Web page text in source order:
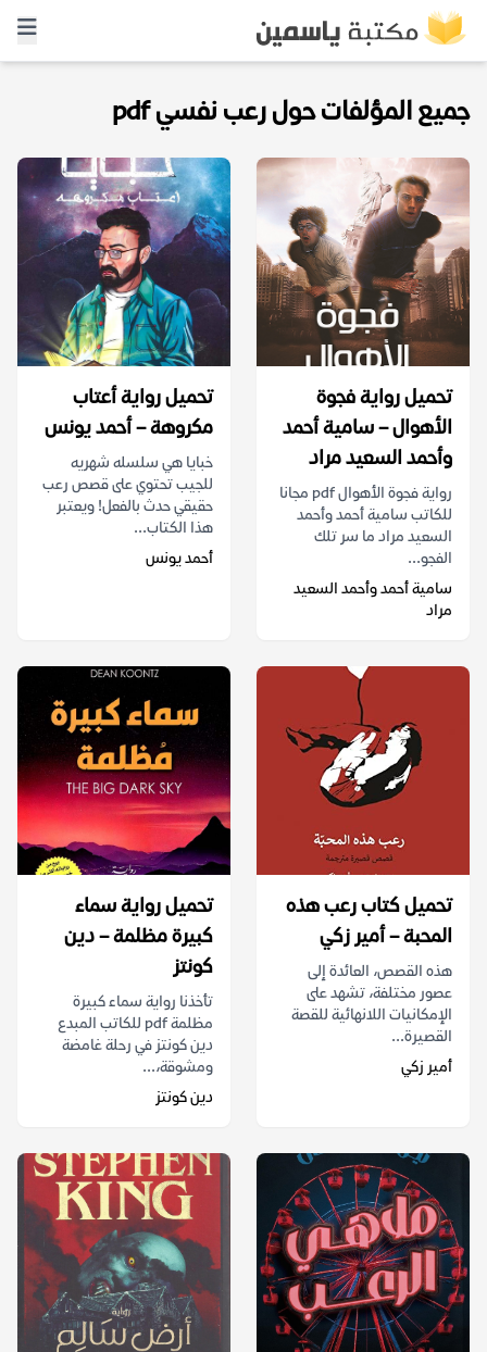
جميع المؤلفات حول رعب نفسي pdf
تحميل رواية فجوة
الأهوال – سامية أحمد
وأحمد السعيد مراد
رواية فجوة الأهوال pdf مجانا
للكاتب سامية أحمد وأحمد
السعيد مراد ما سر تلك
الفجو...
سامية أحمد وأحمد السعيد
مراد
تحميل رواية أعتاب
مكروهة – أحمد يونس
خبايا هي سلسله شهريه
للجيب تحتوي على قصص رعب
حقيقي حدث بالفعل! ويعتبر
هذا الكتاب...
أحمد يونس
تحميل كتاب رعب هذه
المحبة – أمير زكي
هذه القصص، العائدة إلى
عصور مختلفة، تشهد على
الإمكانيات اللانهائية للقصة
القصيرة...
أمير زكي
تحميل رواية سماء
كبيرة مظلمة – دين
كونتز
تأخذنا رواية سماء كبيرة
مظلمة pdf للكاتب المبدع
دين كونتز في رحلة غامضة
ومشوقة،...
دين كونتز